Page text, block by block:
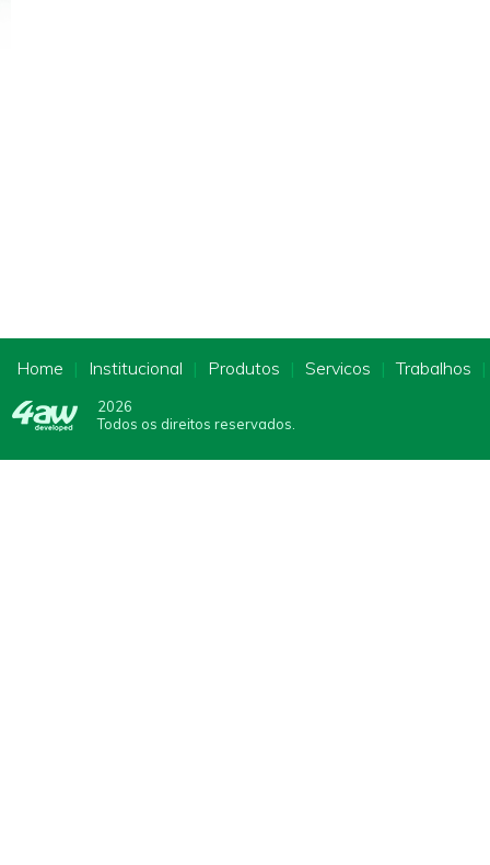
Home | Institucional | Produtos | Servicos | Trabalhos |
2026
Todos os direitos reservados.